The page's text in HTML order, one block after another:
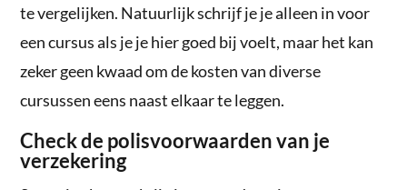
te vergelijken. Natuurlijk schrijf je je alleen in voor
een cursus als je je hier goed bij voelt, maar het kan
zeker geen kwaad om de kosten van diverse
cursussen eens naast elkaar te leggen.
Check de polisvoorwaarden van je
verzekering